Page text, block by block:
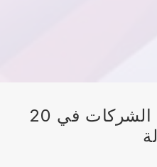
موثوق بها من قبل الشركات في 20